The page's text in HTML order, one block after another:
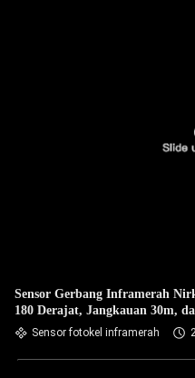
Sensor Gerbang Inframerah
180 Derajat, Jangkauan 30m,
Sensor fotokel inframerah